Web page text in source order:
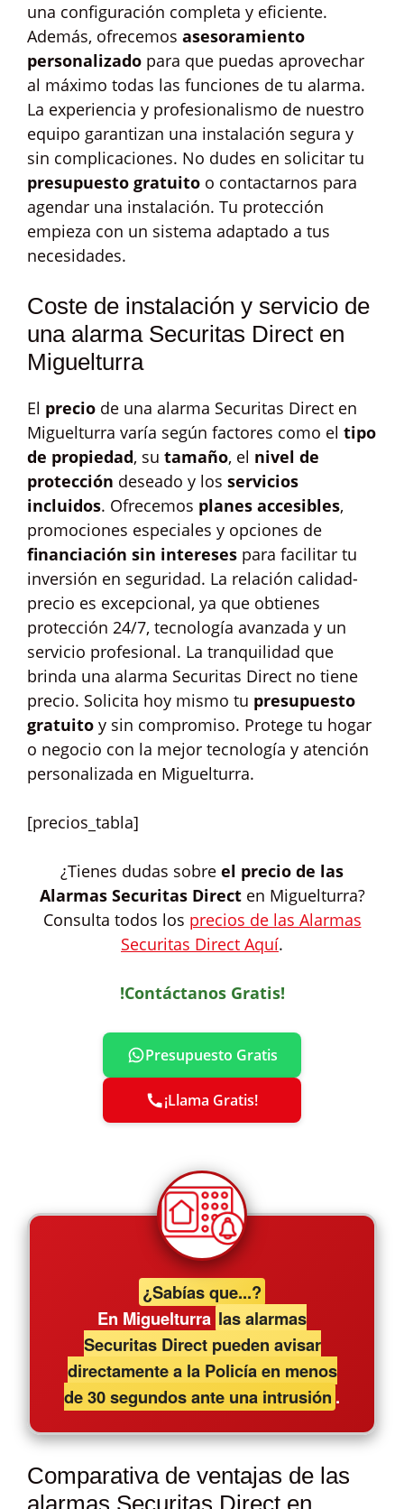
una configuración completa y eficiente.
Además, ofrecemos asesoramiento
personalizado para que puedas aprovechar
al máximo todas las funciones de tu alarma.
La experiencia y profesionalismo de nuestro
equipo garantizan una instalación segura y
sin complicaciones. No dudes en solicitar tu
presupuesto gratuito o contactarnos para
agendar una instalación. Tu protección
empieza con un sistema adaptado a tus
necesidades.
Coste de instalación y servicio de
una alarma Securitas Direct en
Miguelturra
El precio de una alarma Securitas Direct en
Miguelturra varía según factores como el tipo
de propiedad, su tamaño, el nivel de
protección deseado y los servicios
incluidos. Ofrecemos planes accesibles,
promociones especiales y opciones de
financiación sin intereses para facilitar tu
inversión en seguridad. La relación calidad-
precio es excepcional, ya que obtienes
protección 24/7, tecnología avanzada y un
servicio profesional. La tranquilidad que
brinda una alarma Securitas Direct no tiene
precio. Solicita hoy mismo tu presupuesto
gratuito y sin compromiso. Protege tu hogar
o negocio con la mejor tecnología y atención
personalizada en Miguelturra.
[precios_tabla]
¿Tienes dudas sobre el precio de las
Alarmas Securitas Directen Miguelturra?
Consulta todos los precios de las Alarmas
Securitas Direct Aquí.
!Contáctanos Gratis!
Presupuesto Gratis
¡Llama Gratis!
¿Sabías que...?
En Miguelturra las alarmas
Securitas Direct pueden avisar
directamente a la Policía en menos
de 30 segundos ante una intrusión .
Comparativa de ventajas de las
alarmas Securitas Direct en